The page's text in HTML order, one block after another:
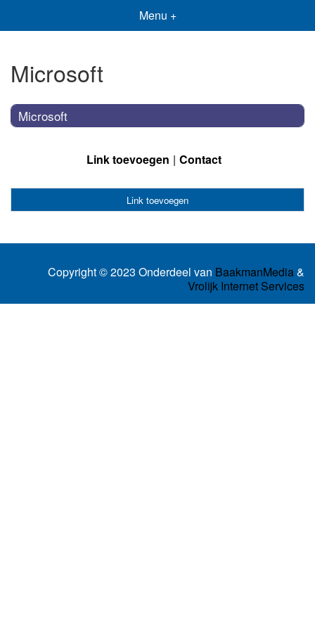
Menu +
Microsoft
Microsoft
Link toevoegen Contact
Link toevoegen
Copyright © 2023 Onderdeel van BaakmanMedia&
Vrolijk Internet Services